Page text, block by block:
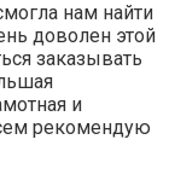
нам найти
доволен этой
заказывать
и
рекомендую